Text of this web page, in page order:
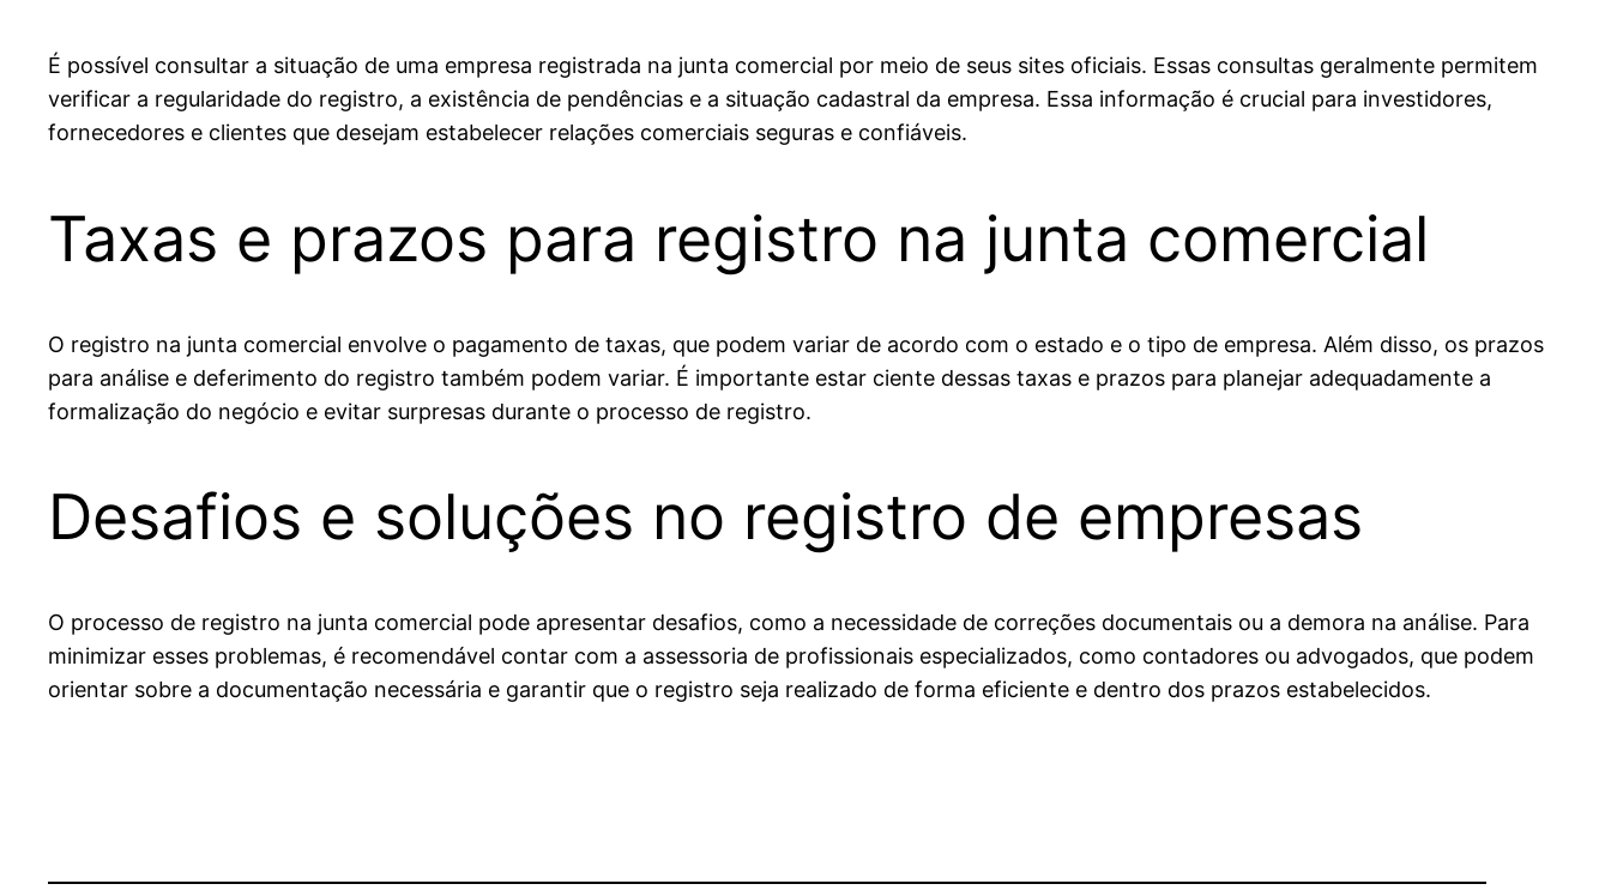
É possível consultar a situação de uma empresa registrada na junta comercial por meio de seus sites oficiais. Essas consultas geralmente permitem
verificar a regularidade do registro, a existência de pendências e a situação cadastral da empresa. Essa informação é crucial para investidores,
fornecedores e clientes que desejam estabelecer relações comerciais seguras e confiáveis.
Taxas e prazos para registro na junta comercial
O registro na junta comercial envolve o pagamento de taxas, que podem variar de acordo com o estado e o tipo de empresa. Além disso, os prazos
para análise e deferimento do registro também podem variar. É importante estar ciente dessas taxas e prazos para planejar adequadamente a
formalização do negócio e evitar surpresas durante o processo de registro.
Desafios e soluções no registro de empresas
O processo de registro na junta comercial pode apresentar desafios, como a necessidade de correções documentais ou a demora na análise. Para
minimizar esses problemas, é recomendável contar com a assessoria de profissionais especializados, como contadores ou advogados, que podem
orientar sobre a documentação necessária e garantir que o registro seja realizado de forma eficiente e dentro dos prazos estabelecidos.